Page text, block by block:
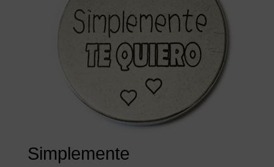
Simplemente